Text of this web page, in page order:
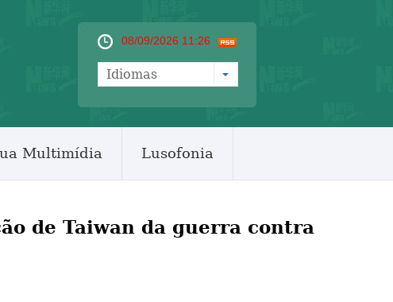
08/09/2026 11:26
Idiomas
Multimídia Lusofonia
de Taiwan da guerra contra